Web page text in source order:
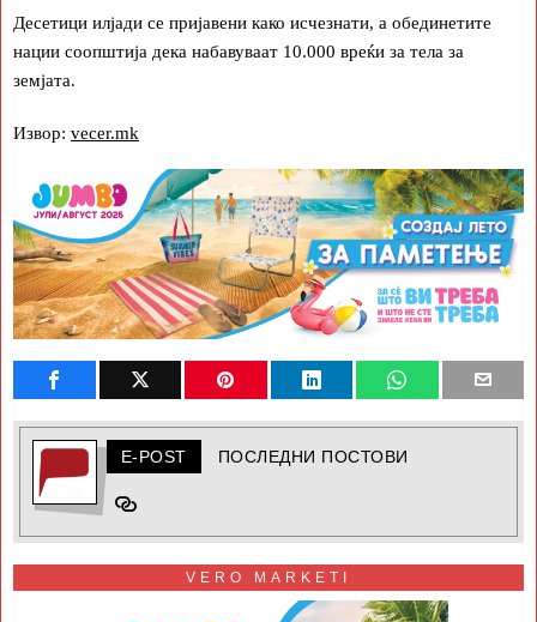
Десетици илјади се пријавени како исчезнати, а обединетите
нации соопштија дека набавуваат 10.000 вреќи за тела за
земјата.
Извор: vecer.mk
E-POST ПОСЛЕДНИ ПОСТОВИ
VERO MARKETI